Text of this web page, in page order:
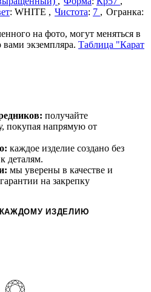
: WHITE Чистота: 7
на фото, могут меняться в
экземпляра. Таблица "Карат
получайте
покупая напрямую от
каждое изделие создано без
деталям.
мы уверены в качестве и
на закрепку
ИЗДЕЛИЮ